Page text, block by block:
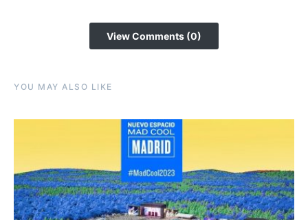
View Comments (0)
YOU MAY ALSO LIKE